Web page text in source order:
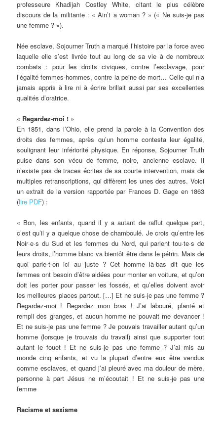
professeure Khadijah Costley White, citant le plus célèbre
discours de la militante : « Ain’t a woman ? » (« Ne suis-je pas
une femme ? »).
Née esclave, Sojourner Truth a marqué l’histoire par la force avec
laquelle elle s’est livrée tout au long de sa vie à de nombreux
combats : pour les droits civiques, contre l’esclavage, pour
l’égalité femmes-hommes, contre la peine de mort… Celle qui n’a
jamais appris à lire ni à écrire brillait aussi par ses excellentes
qualités d’oratrice.
« Regardez-moi ! »
En 1851, dans l’Ohio, elle prend la parole à la Convention des
droits des femmes, après qu’un homme contesta leur égalité,
soulignant leur infériorité physique. En réponse, Sojourner Truth
puise dans son vécu de femme, noire, ancienne esclave. Il
n’existe pas de traces écrites de sa courte intervention, mais de
multiples retranscriptions, qui diffèrent les unes des autres. Voici
un extrait de la version rapportée par Frances D. Gage en 1863
(lire PDF) :
« Bon, les enfants, quand il y a autant de raffut quelque part,
c’est qu’il y a quelque chose de chamboulé. Je crois qu’entre les
Noir·e·s du Sud et les femmes du Nord, qui parlent tou·te·s de
leurs droits, l’homme blanc va bientôt être dans le pétrin. Mais de
quoi parle-t-on ici au juste ? Cet homme là-bas dit que les
femmes ont besoin d’être aidées pour monter en voiture, et qu’on
doit les porter pour passer les fossés, et qu’elles doivent avoir
les meilleures places partout. […] Et ne suis-je pas une femme ?
Regardez-moi ! Regardez mon bras ! J’ai labouré, planté et
rempli des granges, et aucun homme ne pouvait me devancer !
Et ne suis-je pas une femme ? Je pouvais travailler autant qu’un
homme (lorsque je trouvais du travail) ainsi que supporter tout
autant le fouet ! Et ne suis-je pas une femme ? J’ai mis au
monde cinq enfants, et vu la plupart d’entre eux être vendus
comme esclaves, et quand j’ai pleuré avec ma douleur de mère,
personne à part Jésus ne m’écoutait ! Et ne suis-je pas une
femme
Racisme et sexisme